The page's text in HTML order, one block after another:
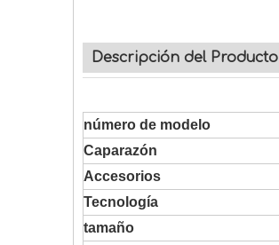
Descripción del Producto
número de modelo
Caparazón
Accesorios
Tecnología
tamaño